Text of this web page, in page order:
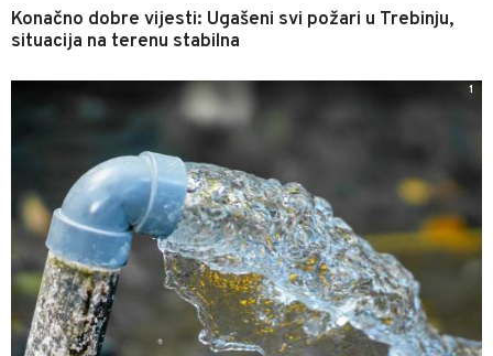
Konačno dobre vijesti: Ugašeni svi požari u Trebinju,
situacija na terenu stabilna
1